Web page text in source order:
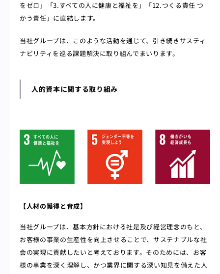
をゼロ」「3.すべての人に健康と福祉を」「12.つくる責任 つ
かう責任」に直結します。
当社グループは、このような活動を通じて、引き続きサスティ
ナビリティを巡る課題解決に取り組んでまいります。
人的資本に関する取り組み
【人材の獲得と育成】
当社グループは、基本方針における社是及び経営理念のもと、
お客様の事業の生産性を向上させることで、サステナブルな社
会の実現に貢献したいと考えております。そのためには、お客
様の事業を深く理解し、かつ業界に関する深い知見を備えた人